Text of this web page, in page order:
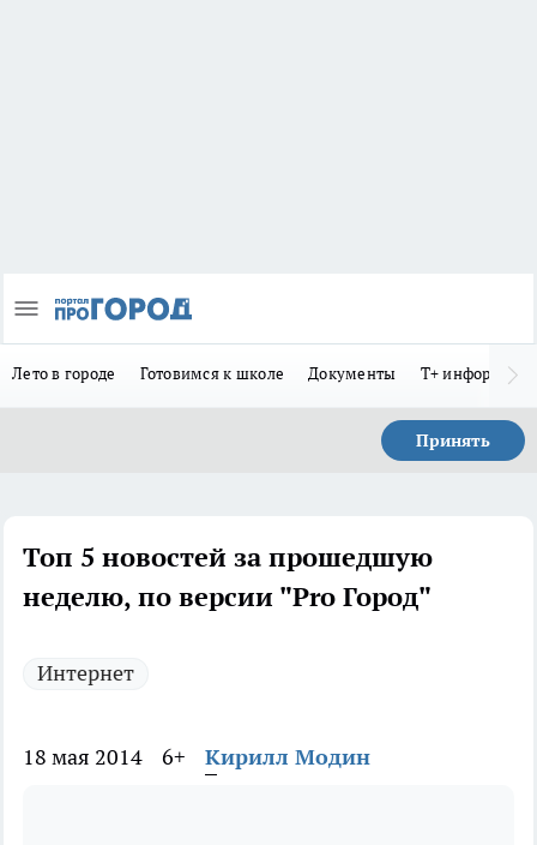
Лето в городе Готовимся к школе Документы Т+
Принять
Топ 5 новостей за прошедшую
неделю, по версии "Pro Город"
Интернет
18 мая 2014 6+ Кирилл Модин